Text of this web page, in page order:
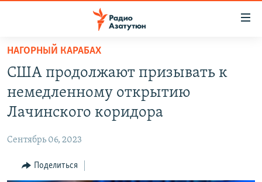
Перейти
основному
содержанию
Перейти
основной
навигации
Перейти
НОВОСТИ
ПОЛИТИКА
ЭКОНОМИКА
РЕГИОН
НАГОРНЫЙ КАРАБАХ
США продолжают призывать к
немедленному открытию
Лачинского коридора
Сентябрь 06, 2023
Поделиться